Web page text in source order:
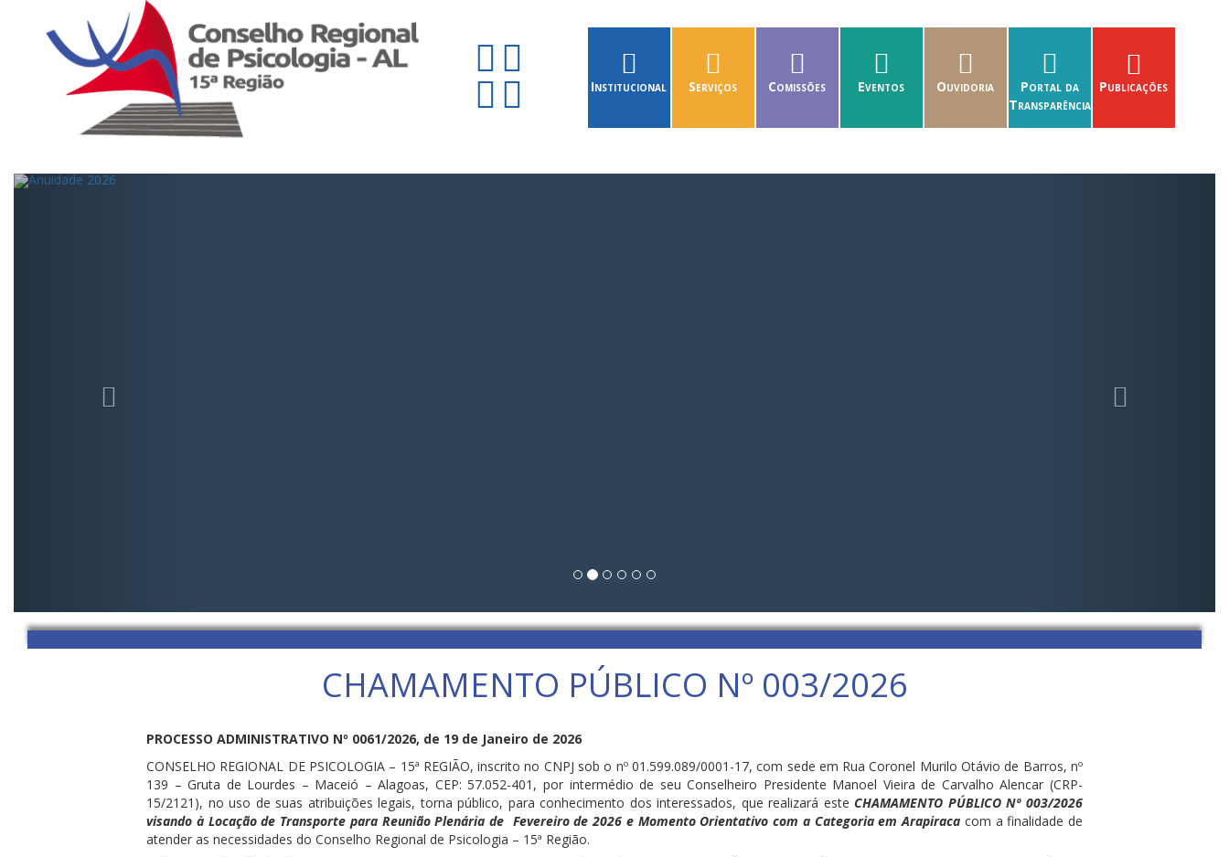
Institucional Serviços Comissões Eventos Ouvidoria
Portal da
Transparência
Publicações
CHAMAMENTO PÚBLICO Nº 003/2026
PROCESSO ADMINISTRATIVO Nº 0061/2026, de 19 de Janeiro de 2026
CONSELHO REGIONAL DE PSICOLOGIA – 15ª REGIÃO, inscrito no CNPJ sob o nº 01.599.089/0001-17, com sede em Rua Coronel Murilo Otávio de Barros, nº
139 – Gruta de Lourdes – Maceió – Alagoas, CEP: 57.052-401, por intermédio de seu Conselheiro Presidente Manoel Vieira de Carvalho Alencar (CRP-
15/2121), no uso de suas atribuições legais, torna público, para conhecimento dos interessados, que realizará esteCHAMAMENTO PÚBLICO Nº 003/2026
visando à Locação de Transporte para Reunião Plenária de Fevereiro de 2026 e Momento Orientativo com a Categoria em Arapiraca com a finalidade de
atender as necessidades do Conselho Regional de Psicologia – 15ª Região.